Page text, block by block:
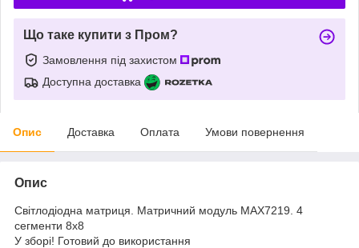
Що таке купити з Пром?
Замовлення під захистом
Доступна доставка
Опис Доставка Оплата Умови повернення
Опис
Світлодіодна матриця. Матричний модуль MAX7219. 4
сегменти 8х8
У зборі! Готовий до використання